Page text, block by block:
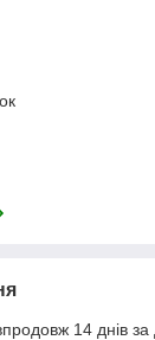
14 днів за